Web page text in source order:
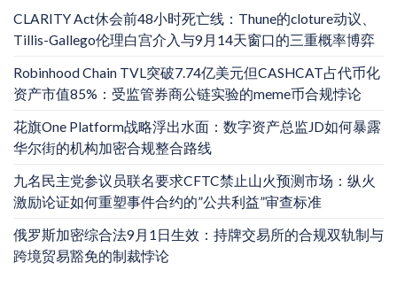
CLARITY Act休会前48小时死亡线：Thune的cloture动议、
Tillis-Gallego伦理白宫介入与9月14天窗口的三重概率博弈
Robinhood Chain TVL突破7.74亿美元但CASHCAT占代币化
资产市值85%：受监管券商公链实验的meme币合规悖论
花旗One Platform战略浮出水面：数字资产总监JD如何暴露
华尔街的机构加密合规整合路线
九名民主党参议员联名要求CFTC禁止山火预测市场：纵火
激励论证如何重塑事件合约的”公共利益”审查标准
俄罗斯加密综合法9月1日生效：持牌交易所的合规双轨制与
跨境贸易豁免的制裁悖论